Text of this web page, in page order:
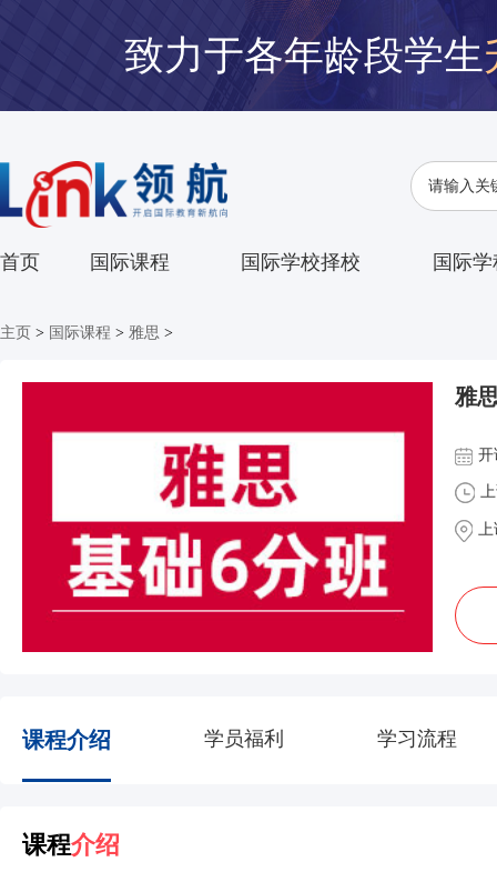
致力于各年龄段学生
首页 国际课程 国际学校择校 国际
主页 > 国际课程 > 雅思 >
雅
开
上
课程介绍 学员福利 学习流程
课程介绍